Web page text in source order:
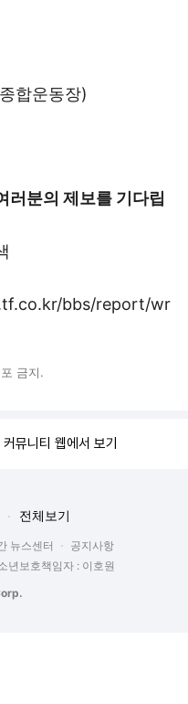
합운동장)
러분의 제보를 기다립
bbs/report/wr
금지.
뮤니티 웹에서 보기
전체보기
뉴스센터
공지사항
년보호책임자 : 이호원